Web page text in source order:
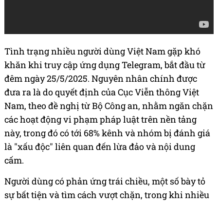
Tình trạng nhiều người dùng Việt Nam gặp khó
khăn khi truy cập ứng dụng Telegram, bắt đầu từ
đêm ngày 25/5/2025. Nguyên nhân chính được
đưa ra là do quyết định của Cục Viễn thông Việt
Nam, theo đề nghị từ Bộ Công an, nhằm ngăn chặn
các hoạt động vi phạm pháp luật trên nền tảng
này, trong đó có tới 68% kênh và nhóm bị đánh giá
là "xấu độc" liên quan đến lừa đảo và nội dung
cấm.
Người dùng có phản ứng trái chiều, một số bày tỏ
sự bất tiện và tìm cách vượt chặn, trong khi nhiều